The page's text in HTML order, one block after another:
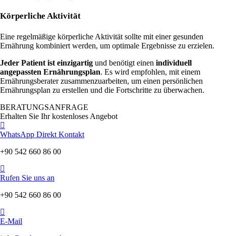
Körperliche Aktivität
Eine regelmäßige körperliche Aktivität sollte mit einer gesunden
Ernährung kombiniert werden, um optimale Ergebnisse zu erzielen.
Jeder Patient ist einzigartig und benötigt einen individuell
angepassten Ernährungsplan. Es wird empfohlen, mit einem
Ernährungsberater zusammenzuarbeiten, um einen persönlichen
Ernährungsplan zu erstellen und die Fortschritte zu überwachen.
BERATUNGSANFRAGE
Erhalten Sie Ihr kostenloses Angebot
WhatsApp Direkt Kontakt
+90 542 660 86 00
Rufen Sie uns an
+90 542 660 86 00
E-Mail